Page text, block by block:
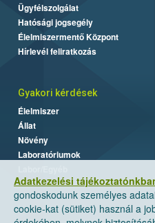
Adatkezelési
gondoskodunk személyes
cookie-kat (sütiket) használ a
Ügyfélszolgálat
Hatósági jogsegély
Élelmiszermentő Központ
Hírlevél feliratkozás
Gyakori kérdések
Élelmiszer
Állat
Növény
Laboratóriumok